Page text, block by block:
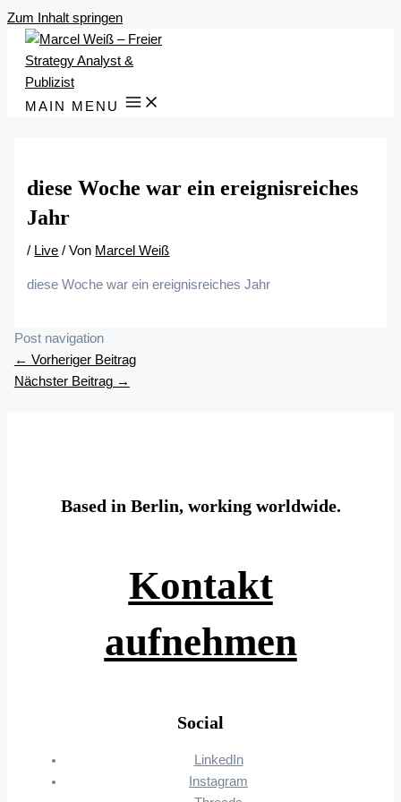
Zum Inhalt springen
MAIN MENU
diese Woche war ein ereignisreiches
Jahr
/ Live / Von Marcel Weiß
diese Woche war ein ereignisreiches Jahr
Post navigation
← Vorheriger Beitrag
Nächster Beitrag →
Based in Berlin, working worldwide.
Kontakt
aufnehmen
Social
LinkedIn
Instagram